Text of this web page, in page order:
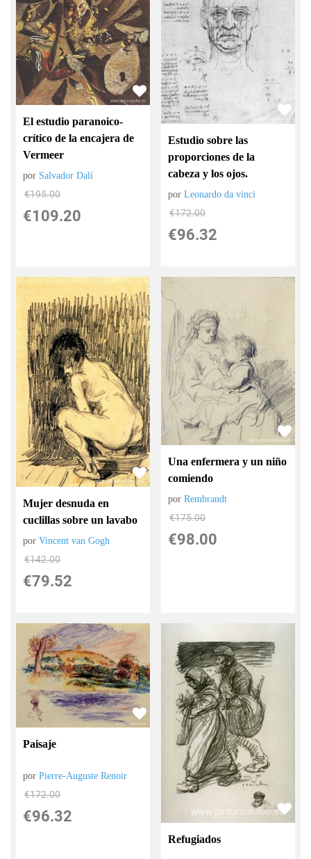
El estudio paranoico-
crítico de la encajera de
Vermeer
por Salvador Dalí
€195.00
€109.20
Estudio sobre las
proporciones de la
cabeza y los ojos.
porLeonardo da vinci
€172.00
€96.32
Mujer desnuda en
cuclillas sobre un lavabo
porVincent van Gogh
€142.00
€79.52
Una enfermera y un niño
comiendo
porRembrandt
€175.00
€98.00
Paisaje
porPierre-Auguste Renoir
€172.00
€96.32
Refugiados